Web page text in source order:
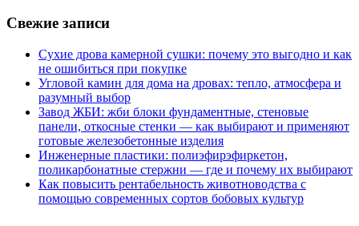
Свежие записи
Сухие дрова камерной сушки: почему это выгодно и как
не ошибиться при покупке
Угловой камин для дома на дровах: тепло, атмосфера и
разумный выбор
Завод ЖБИ: жби блоки фундаментные, стеновые
панели, откосные стенки — как выбирают и применяют
готовые железобетонные изделия
Инженерные пластики: полиэфирэфиркетон,
поликарбонатные стержни — где и почему их выбирают
Как повысить рентабельность животноводства с
помощью современных сортов бобовых культур